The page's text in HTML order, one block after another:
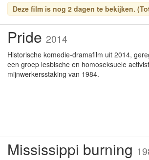
Deze film is nog 2 dagen te bekijken.
Pride 2014
Historische komedie-dramafilm uit 2014,
een groep lesbische en homoseksuele
mijnwerkersstaking van 1984.
Mississippi burning